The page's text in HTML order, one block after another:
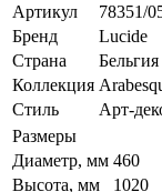
Артикул
78351/
Бренд
Lucide
Страна
Бельгия
Коллекция
Стиль
Арт-
Размеры
Диаметр, мм 460
Высота, мм
1020